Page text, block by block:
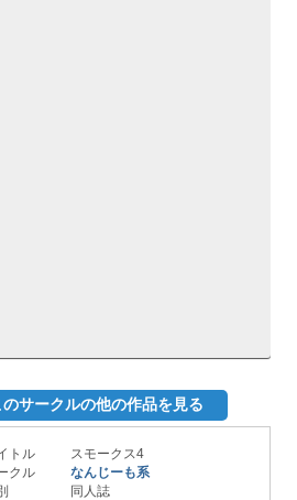
のサークルの他の作品を見る
トル
スモークス4
クル
なんじーも系
同人誌